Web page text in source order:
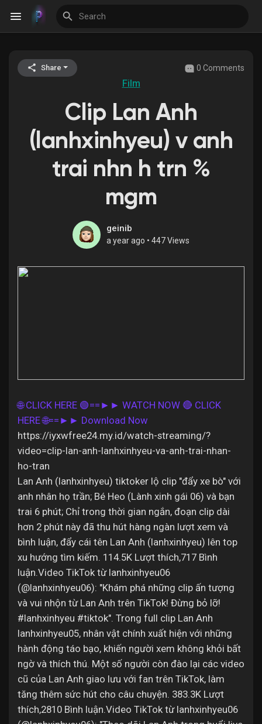
Discover Events
My Events
Discover Blogs
Discover Groups
Popular Posts
Discover Posts
Offers
Jobs
Share 0 Comments
Film
Clip Lan Anh
(lanhxinhyeu) v anh
trai nhn h trn %
mgm
geinib
a year ago • 447 Views
🌐 CLICK HERE 🟢==►► WATCH NOW 🔴 CLICK
HERE 🌐==►► Download Now
https://iyxwfree24.my.id/watch-streaming/?
video=clip-lan-anh-lanhxinhyeu-va-anh-trai-nhan-
ho-tran
Lan Anh (lanhxinhyeu) tiktoker lộ clip "đẩy xe bò" với
anh nhân họ trần; Bé Heo (Lành xinh gái 06) và bạn
trai 6 phút; Chỉ trong thời gian ngắn, đoạn clip dài
hơn 2 phút này đã thu hút hàng ngàn lượt xem và
bình luận, đẩy cái tên Lan Anh (lanhxinhyeu) lên top
xu hướng tìm kiếm. 114.5K Lượt thích,717 Bình
luận.Video TikTok từ lanhxinhyeu06
(@lanhxinhyeu06): "Khám phá những clip ấn tượng
và vui nhộn từ Lan Anh trên TikTok! Đừng bỏ lỡ!
#lanhxinhyeu #tiktok". Trong full clip Lan Anh
lanhxinhyeu05, nhân vật chính xuất hiện với những
hành động táo bạo, khiến người xem không khỏi bất
ngờ và thích thú. Một số người còn đào lại các video
cũ của Lan Anh giao lưu với fan trên TikTok, làm
tăng thêm sức hút cho câu chuyện. 383.3K Lượt
thích,2810 Bình luận.Video TikTok từ lanhxinhyeu06